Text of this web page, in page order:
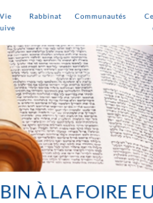
Vie
Rabbinat Communautés
À LA FOIRE